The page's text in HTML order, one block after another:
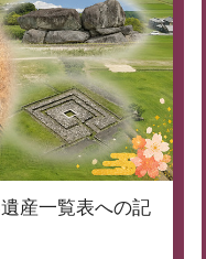
産一覧表への記